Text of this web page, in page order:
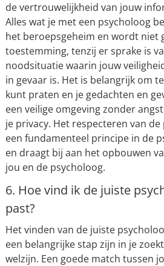
de vertrouwelijkheid van jouw
Alles wat je met een psycholoog
het beroepsgeheim en wordt niet
toestemming, tenzij er sprake is
noodsituatie waarin jouw
in gevaar is. Het is belangrijk om
kunt praten en je gedachten en
een veilige omgeving zonder
je privacy. Het respecteren van
een fundamenteel principe in de
en draagt bij aan het opbouwen
jou en de psycholoog.
6. Hoe vind ik de juiste
past?
Het vinden van de juiste
een belangrijke stap zijn in je
welzijn. Een goede match tussen